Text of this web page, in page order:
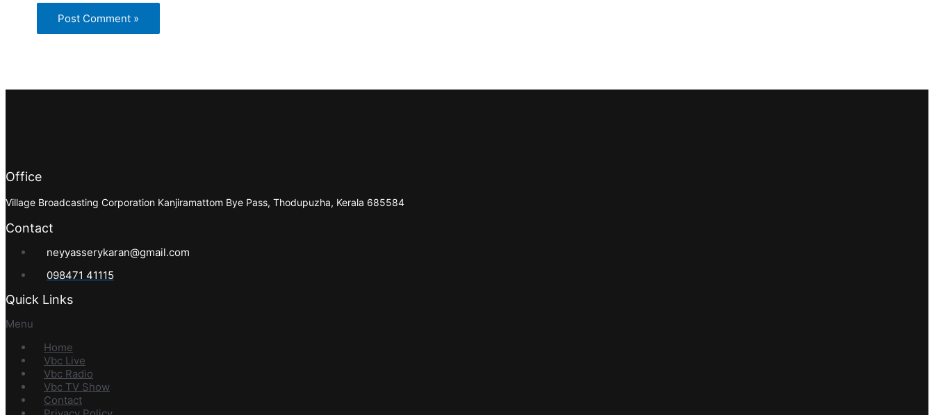
Office
Village Broadcasting Corporation Kanjiramattom Bye Pass, Thodupuzha, Kerala 685584
Contact
neyyasserykaran@gmail.com
098471 41115
Quick Links
Menu
Home
Vbc Live
Vbc Radio
Vbc TV Show
Contact